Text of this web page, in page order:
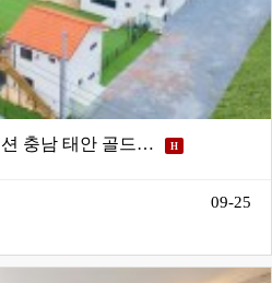
충남 태안 골드… H
09-25